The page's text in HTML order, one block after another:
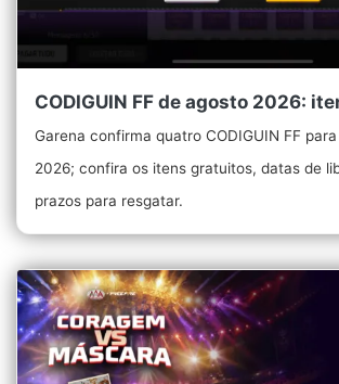
CODIGUIN FF de agosto 2026:
Garena confirma quatro CODIGUIN FF
2026; confira os itens gratuitos, datas de
prazos para resgatar.